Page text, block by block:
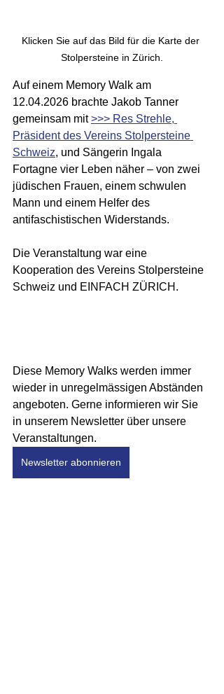
Klicken Sie auf das Bild für die Karte der
Stolpersteine in Zürich.
Auf einem Memory Walk am
12.04.2026 brachte Jakob Tanner
gemeinsam mit >>> Res Strehle,
Präsident des Vereins Stolpersteine
Schweiz, und Sängerin Ingala
Fortagne vier Leben näher – von zwei
jüdischen Frauen, einem schwulen
Mann und einem Helfer des
antifaschistischen Widerstands.
Die Veranstaltung war eine
Kooperation des Vereins Stolpersteine
Schweiz und EINFACH ZÜRICH.
Diese Memory Walks werden immer
wieder in unregelmässigen Abständen
angeboten. Gerne informieren wir Sie
in unserem Newsletter über unsere
Veranstaltungen.
Newsletter abonnieren